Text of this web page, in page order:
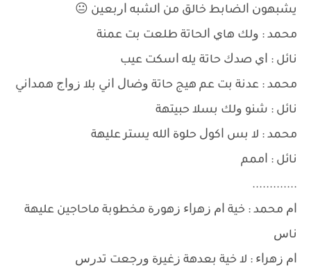
ﻳﺸﺒﻬﻮﻥ ﺍﻟﻀﺎﺑﻂ ﺧﺎﻟﻖ ﻣﻦ ﺍﻟﺸﺒﻪ ﺍﺭﺑﻌﻴﻦ 😐
ﻣﺤﻤﺪ : ﻭﻟﻚ ﻫﺎﻱ ﺍﻟﺤﺎﺗﺔ ﻃﻠﻌﺖ ﺑﺖ ﻋﻤﻨﺔ
ﻧﺎﺋﻞ : ﺍﻱ ﺻﺪﻙ ﺣﺎﺗﺔ ﻳﻠﻪ ﺍﺳﻜﺖ ﻋﻴﺐ
ﻣﺤﻤﺪ : ﻋﺪﻧﺔ ﺑﺖ ﻋﻢ ﻫﻴﺞ ﺣﺎﺗﺔ ﻭﺿﺎﻝ ﺍﻧﻲ ﺑﻼ ﺯﻭﺍﺝ ﻫﻤﺪﺍﻧﻲ
ﻧﺎﺋﻞ : ﺷﻨﻮ ﻭﻟﻚ ﺑﺴﻼ ﺣﺒﻴﺘﻬﺔ
ﻣﺤﻤﺪ : ﻻ ﺑﺲ ﺍﻛﻮﻝ ﺣﻠﻮﺓ ﺍﻟﻠﻪ ﻳﺴﺘﺮ ﻋﻠﻴﻬﺔ
ﻧﺎﺋﻞ : ﺍﻣﻤﻢ
.............
ﺍﻡ ﻣﺤﻤﺪ : ﺧﻴﺔ ﺍﻡ ﺯﻫﺮﺍﺀ ﺯﻫﻮﺭﺓ ﻣﺨﻄﻮﺑﺔ ﻣﺎﺣﺎﺟﻴﻦ ﻋﻠﻴﻬﺔ
ﻧﺎﺱ
ﺍﻡ ﺯﻫﺮﺍﺀ : ﻻ ﺧﻴﺔ ﺑﻌﺪﻫﺔ ﺯﻏﻴﺮﺓ ﻭﺭﺟﻌﺖ ﺗﺪﺭﺱ